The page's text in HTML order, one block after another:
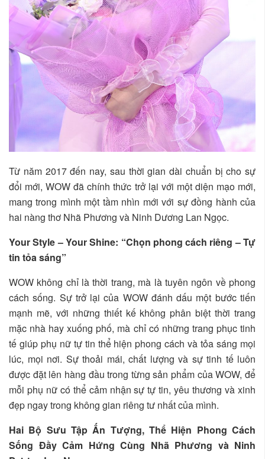
Từ năm 2017 đến nay, sau thời gian dài chuẩn bị cho sự
đổi mới, WOW đã chính thức trở lại với một diện mạo mới,
mang trong mình một tầm nhìn mới với sự đồng hành của
hai nàng thơ Nhã Phương và Ninh Dương Lan Ngọc.
Your Style – Your Shine: “Chọn phong cách riêng – Tự
tin tỏa sáng”
WOW không chỉ là thời trang, mà là tuyên ngôn về phong
cách sống. Sự trở lại của WOW đánh dấu một bước tiến
mạnh mẽ, với những thiết kế không phân biệt thời trang
mặc nhà hay xuống phố, mà chỉ có những trang phục tinh
tế giúp phụ nữ tự tin thể hiện phong cách và tỏa sáng mọi
lúc, mọi nơi. Sự thoải mái, chất lượng và sự tinh tế luôn
được đặt lên hàng đầu trong từng sản phẩm của WOW, để
mỗi phụ nữ có thể cảm nhận sự tự tin, yêu thương và xinh
đẹp ngay trong không gian riêng tư nhất của mình.
Hai Bộ Sưu Tập Ấn Tượng, Thể Hiện Phong Cách
Sống Đầy Cảm Hứng Cùng Nhã Phương và Ninh